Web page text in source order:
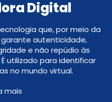
Digital
que, por meio da
autenticidade,
e não repúdio às
utilizado para identificar
no mundo virtual.
mais